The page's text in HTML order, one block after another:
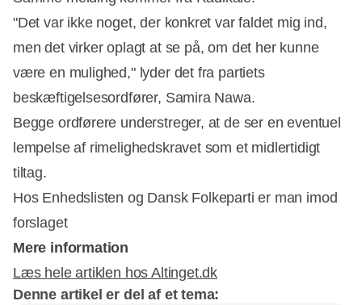
"Det var ikke noget, der konkret var faldet mig ind,
men det virker oplagt at se på, om det her kunne
være en mulighed," lyder det fra partiets
beskæftigelsesordfører, Samira Nawa.
Begge ordførere understreger, at de ser en eventuel
lempelse af rimelighedskravet som et midlertidigt
tiltag.
Hos Enhedslisten og Dansk Folkeparti er man imod
forslaget
Mere information
Læs hele artiklen hos Altinget.dk
Denne artikel er del af et tema: